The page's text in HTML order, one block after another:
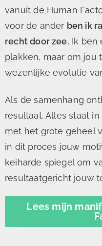
vanuit de Human
voor de ander ben ik
recht door zee. Ik ben
plakken, maar om jou
wezenlijke evolutie
Als de samenhang
resultaat. Alles staat
met het grote geheel
in dit proces jouw
keiharde spiegel om
resultaatgericht jouw
Lees mijn